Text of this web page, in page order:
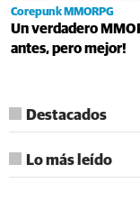
Corepunk MMORPG
Un verdadero
antes, pero mejor!
Destacados
Lo más leído